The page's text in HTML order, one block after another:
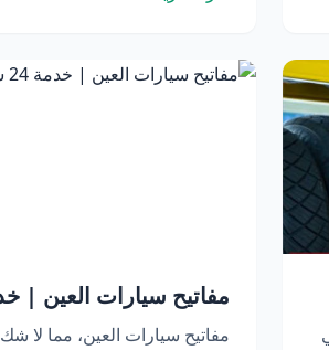
مفاتيح سيارات العين | خدمة 24 ساعة
مفاتيح سيارات العين، مما لا